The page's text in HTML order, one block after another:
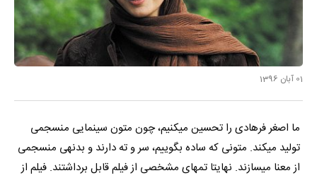
01 آبان 1396
ما اصغر فرهادی را تحسین می­کنیم، چون متون سینمایی منسجمی
تولید می­کند. متونی که ساده بگوییم، سر و ته دارند و بدنه­ی منسجمی
از معنا می­سازند. نهایتا تم­های مشخصی از فیلم قابل برداشتند. فیلم از